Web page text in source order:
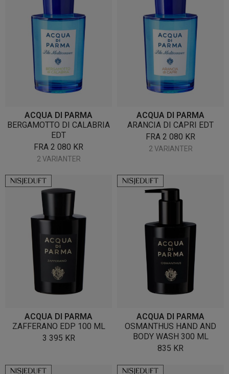
ACQUA DI PARMA
BERGAMOTTO DI CALABRIA
EDT
FRA 2 080 KR
2 VARIANTER
ACQUA DI PARMA
ARANCIA DI CAPRI EDT
FRA 2 080 KR
2 VARIANTER
ACQUA DI PARMA
ZAFFERANO EDP 100 ML
3 395 KR
ACQUA DI PARMA
OSMANTHUS HAND AND
BODY WASH 300 ML
835 KR